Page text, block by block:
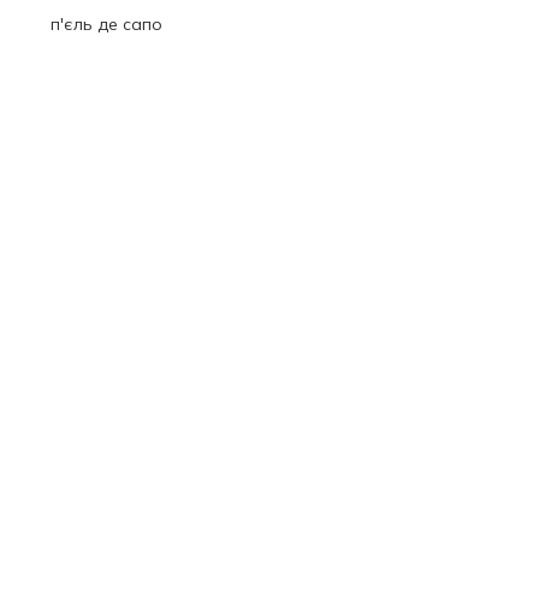
п'єль де сапо